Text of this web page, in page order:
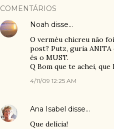
COMENTÁRIOS
Noah disse…
O verméu chicreu não
post? Putz, guria ANITA
és o MUST.
Q Bom que te achei, que
4/11/09 12:25 AM
Ana Isabel disse…
Que delícia!